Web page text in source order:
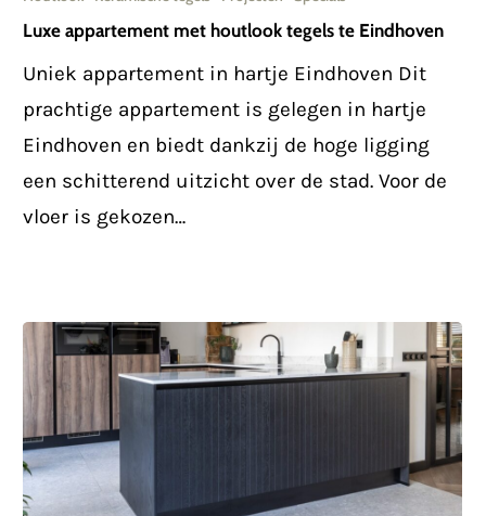
met
houtlook
tegels
te
Eindhoven
Luxe appartement met houtlook tegels te Eindhoven
Uniek appartement in hartje Eindhoven Dit
prachtige appartement is gelegen in hartje
Eindhoven en biedt dankzij de hoge ligging
een schitterend uitzicht over de stad. Voor de
vloer is gekozen…